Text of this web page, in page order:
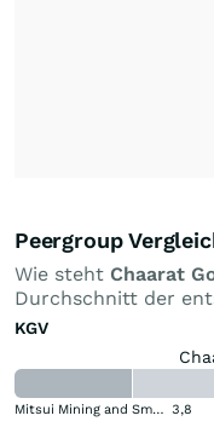
Peergroup
Wie steht Chaarat
Durchschnitt der
KGV
Mitsui Mining and Smelting Company 3,8